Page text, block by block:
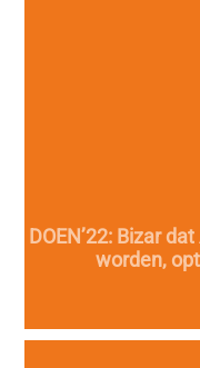
DOEN’22: Bizar
worden,